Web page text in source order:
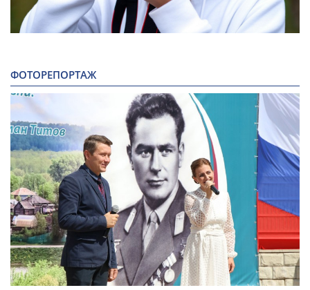
ФОТОРЕПОРТАЖ